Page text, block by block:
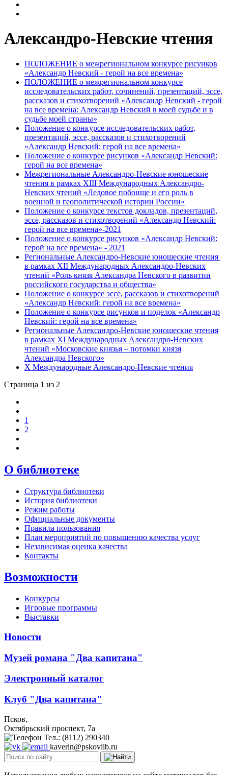
Александро-Невские чтения
ПОЛОЖЕНИЕ о межрегиональном конкурсе рисунков
«Александр Невский - герой на все времена»
ПОЛОЖЕНИЕ о межрегиональном конкурсе
исследовательских работ, сочинений, презентаций, эссе,
рассказов и стихотворений «Александр Невский - герой
на все времена: Александр Невский в моей судьбе и в
судьбе моей страны»
Положение о конкурсе исследовательских работ,
презентаций, эссе, рассказов и стихотворений
«Александр Невский: герой на все времена»
Положение о конкурсе рисунков «Александр Невский:
герой на все времена»
Межрегиональные Александро-Невские юношеские
чтения в рамках XIII Международных Александро-
Невских чтений «Ледовое побоище и его роль в
военной и геополитической истории России»
Положение о конкурсе текстов докладов, презентаций,
эссе, рассказов и стихотворений «Александр Невский:
герой на все времена»-2021
Положение о конкурсе рисунков «Александр Невский:
герой на все времена» - 2021
Региональные Александро-Невские юношеские чтения
в рамках XII Международных Александро-Невских
чтений «Роль князя Александра Невского в развитии
российского государства и общества»
Положение о конкурсе эссе, рассказов и стихотворений
«Александр Невский: герой на все времена»
Положение о конкурсе рисунков и поделок «Александр
Невский: герой на все времена»
Региональные Александро-Невские юношеские чтения
в рамках XI Международных Александро-Невских
чтений «Московские князья – потомки князя
Александра Невского»
X Международные Александро-Невские чтения
Страница 1 из 2
1
2
О библиотеке
Структура библиотеки
История библиотеки
Режим работы
Официальные документы
Правила пользования
План мероприятий по повышению качества услуг
Независимая оценка качества
Контакты
Возможности
Конкурсы
Игровые программы
Выставки
Новости
Музей романа "Два капитана"
Электронный каталог
Клуб "Два капитана"
Псков,
Октябрьский проспект, 7a
Тел.: (8112) 290340
kaverin@pskovlib.ru